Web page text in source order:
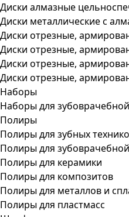
Диски алмазные
Диски металлические с
Диски отрезные,
Диски отрезные,
Диски отрезные,
Диски отрезные,
Наборы
Наборы для
Полиры
Полиры для зубных
Полиры для
Полиры для керамики
Полиры для композитов
Полиры для металлов и
Полиры для пластмасс